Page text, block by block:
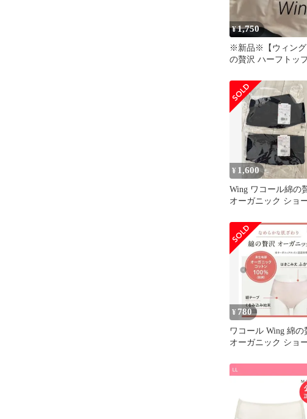
¥1,750
※新品※【ウィング
の贅沢 ハーフトッ
¥ 1,600
Wing ワコール綿の
オーガニック ショ
¥ 780
ワコール Wing 綿の
オーガニック ショ